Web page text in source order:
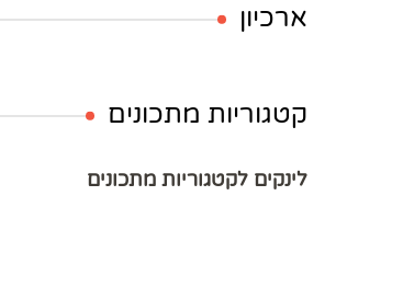
ארכיון
קטגוריות מתכונים
לינקים לקטגוריות מתכונים